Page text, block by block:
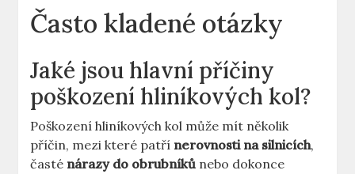
Často kladené otázky
Jaké jsou hlavní příčiny
poškození hliníkových kol?
Poškození hliníkových kol může mít několik
příčin, mezi které patří nerovnosti na silnicích,
časté nárazy do obrubníků nebo dokonce